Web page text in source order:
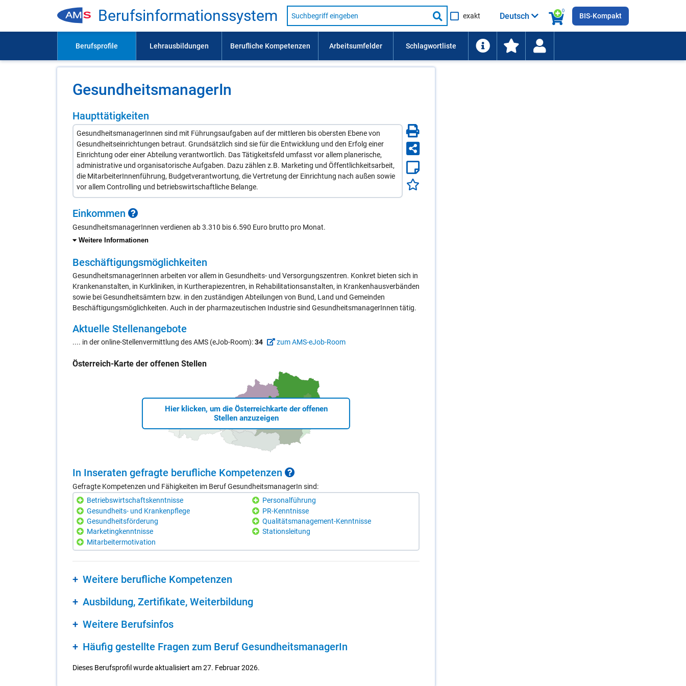
Be­rufs­in­for­ma­ti­ons­sys­tem
Suche
nach
Lehrausbildung,
usw.
Suche
starten
exakt
0
Deutsch BIS-Kompakt
Ge­sund­heits­ma­na­ge­rIn
Haupttätigkeiten
GesundheitsmanagerInnen sind mit Führungsaufgaben auf der mittleren bis obersten Ebene von
Gesundheitseinrichtungen betraut. Grundsätzlich sind sie für die Entwicklung und den Erfolg einer
Einrichtung oder einer Abteilung verantwortlich. Das Tätigkeitsfeld umfasst vor allem planerische,
administrative und organisatorische Aufgaben. Dazu zählen z.B. Marketing und Öffentlichkeitsarbeit,
die MitarbeiterInnenführung, Budgetverantwortung, die Vertretung der Einrichtung nach außen sowie
vor allem Controlling und betriebswirtschaftliche Belange.
Ein­kom­men
GesundheitsmanagerInnen verdienen ab 3.310 bis 6.590 Euro brutto pro Monat.
Weitere Informationen
Be­schäf­ti­gungs­mög­lich­kei­ten
GesundheitsmanagerInnen arbeiten vor allem in Gesundheits- und Versorgungszentren. Konkret bieten sich in
Krankenanstalten, in Kurkliniken, in Kurtherapiezentren, in Rehabilitationsanstalten, in Krankenhausverbänden
sowie bei Gesundheitsämtern bzw. in den zuständigen Abteilungen von Bund, Land und Gemeinden
Beschäftigungsmöglichkeiten. Auch in der pharmazeutischen Industrie sind GesundheitsmanagerInnen tätig.
Ak­tu­el­le Stel­len­an­ge­bo­te
.... in der online-Stellenvermittlung des AMS (eJob-Room):34 zum AMS-eJob-Room
Öster­reich-Kar­te der of­fe­nen Stel­len
Hier klicken, um die Österreichkarte der offenen
Stellen anzuzeigen
In In­se­ra­ten ge­frag­te be­ruf­li­che Kom­pe­ten­zen
Gefragte Kompetenzen und Fähigkeiten im Beruf GesundheitsmanagerIn sind:
Betriebswirtschaftskenntnisse
Gesundheits- und Krankenpflege
Gesundheitsförderung
Marketingkenntnisse
Mitarbeitermotivation
Personalführung
PR-Kenntnisse
Qualitätsmanagement-Kenntnisse
Stationsleitung
Wei­te­re be­ruf­li­che Kom­pe­ten­zen
Aus­bil­dung, Zer­ti­fi­ka­te, Wei­ter­bil­dung
Wei­te­re Be­rufs­in­fos
Häu­fig ge­stell­te Fra­gen zum Be­ruf Ge­sund­heits­ma­na­ge­rIn
Dieses Berufsprofil wurde aktualisiert am 27. Februar 2026.